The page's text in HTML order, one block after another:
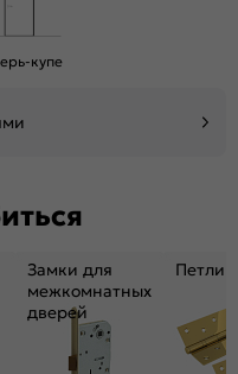
наличники, ручки.
доборы, порог, ответная
Высокий ( от 32 дБ)
Нет
купе
Замки для
межкомнатных
дверей
Петли